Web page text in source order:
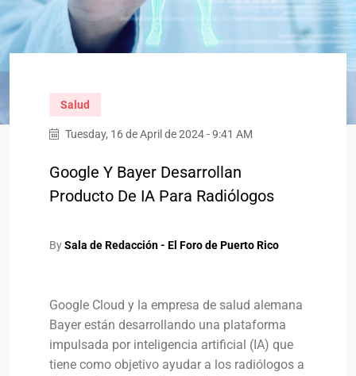
Salud
Tuesday, 16 de April de 2024 - 9:41 AM
Google Y Bayer Desarrollan
Producto De IA Para Radiólogos
BySala de Redacción - El Foro de Puerto Rico
Google Cloud y la empresa de salud alemana
Bayer están desarrollando una plataforma
impulsada por inteligencia artificial (IA) que
tiene como objetivo ayudar a los radiólogos a